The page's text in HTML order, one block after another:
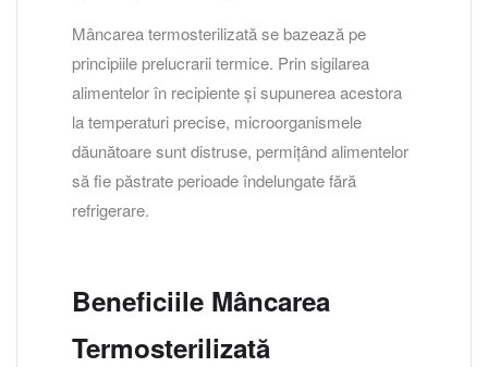
Mâncarea termosterilizată se bazează pe
principiile prelucrarii termice. Prin sigilarea
alimentelor în recipiente și supunerea acestora
la temperaturi precise, microorganismele
dăunătoare sunt distruse, permițând alimentelor
să fie păstrate perioade îndelungate fără
refrigerare.
Beneficiile Mâncarea
Termosterilizată